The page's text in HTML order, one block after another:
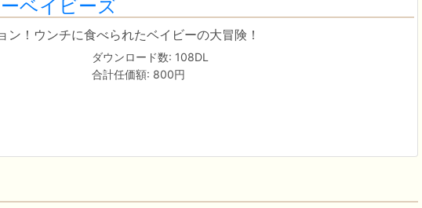
ベイビーズ
！ウンチに食べられたベイビーの大冒険！
ダウンロード数: 108DL
合計任価額: 800円